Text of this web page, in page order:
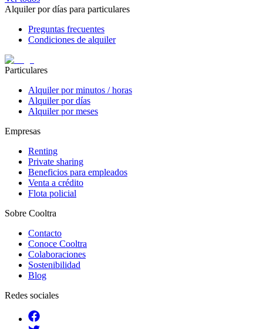
Alquiler por días para particulares
Preguntas frecuentes
Condiciones de alquiler
Particulares
Alquiler por minutos / horas
Alquiler por días
Alquiler por meses
Empresas
Renting
Private sharing
Beneficios para empleados
Venta a crédito
Flota policial
Sobre Cooltra
Contacto
Conoce Cooltra
Colaboraciones
Sostenibilidad
Blog
Redes sociales